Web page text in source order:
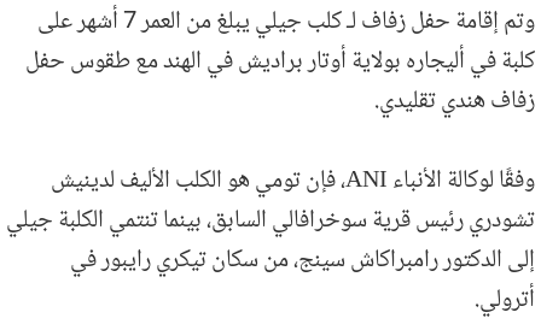
وتم إقامة حفل زفاف لـ كلب جيلي يبلغ من العمر 7 أشهر على
كلبة في أليجاره بولاية أوتار براديش في الهند مع طقوس حفل
زفاف هندي تقليدي.
وفقًا لوكالة الأنباء ANI، فإن تومي هو الكلب الأليف لدينيش
تشودري رئيس قرية سوخرافالي السابق، بينما تنتمي الكلبة جيلي
إلى الدكتور رامبراكاش سينج، من سكان تيكري رايبور في
أترولي.